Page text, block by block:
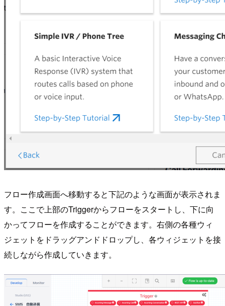
フロー作成画面へ移動すると下記のような画面が表示されま
す。ここで上部のTriggerからフローをスタートし、下に向
かってフローを作成することができます。右側の各種ウィ
ジェットをドラッグアンドドロップし、各ウィジェットを接
続しながら作成していきます。